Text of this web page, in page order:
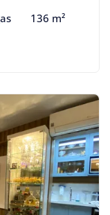
136 m²